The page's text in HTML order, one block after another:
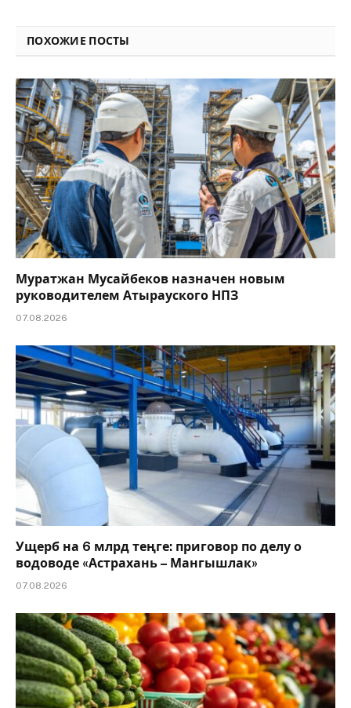
ПОХОЖИЕ ПОСТЫ
Муратжан Мусайбеков назначен новым
руководителем Атырауского НПЗ
07.08.2026
Ущерб на 6 млрд теңге: приговор по делу о
водоводе «Астрахань – Мангышлак»
07.08.2026